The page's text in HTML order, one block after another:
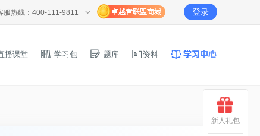
服热线：400-111-9811 登录
播课堂 学习包 题库 资料
新人礼包